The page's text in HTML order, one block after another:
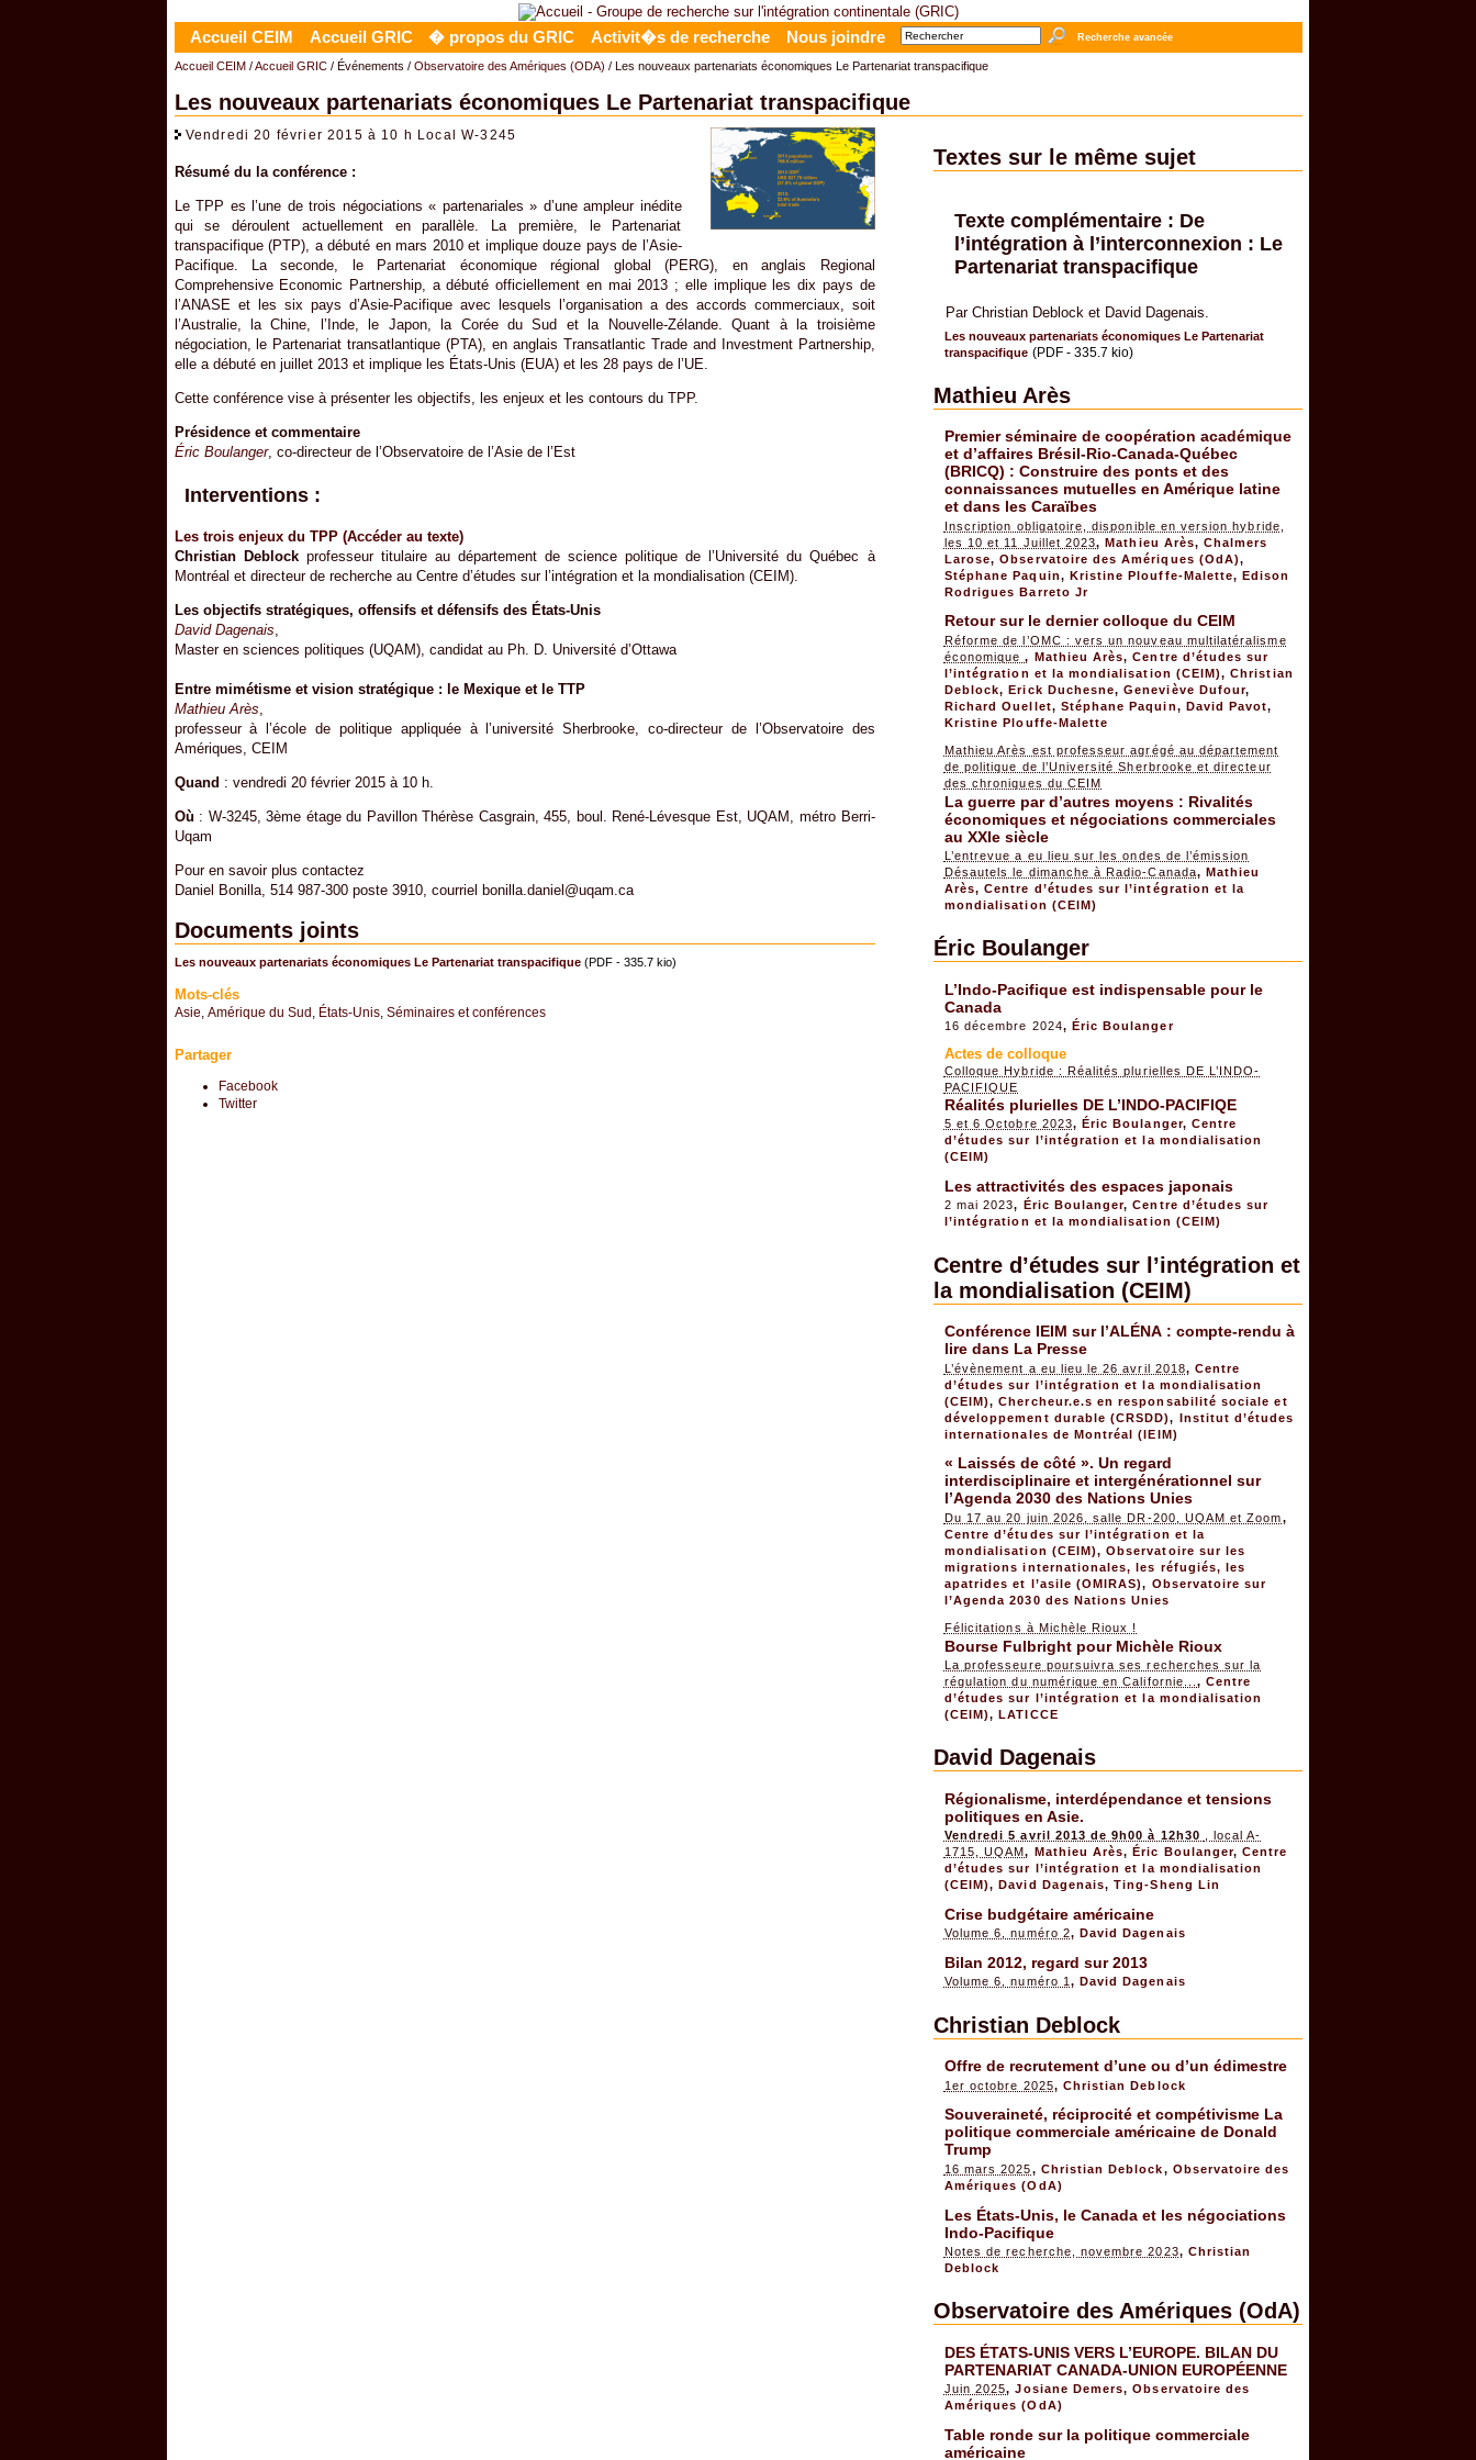
Accueil CEIM Accueil GRIC � propos du GRIC Activit�s de recherche Nous joindre Recherche avancée
Accueil CEIM/Accueil GRIC/ Événements / Observatoire des Amériques (ODA) / Les nouveaux partenariats économiques Le Partenariat transpacifique
Les nouveaux partenariats économiques Le Partenariat transpacifique
Vendredi 20 février 2015 à 10 h Local W-3245
Résumé du la conférence :
Le TPP es l’une de trois négociations « partenariales » d’une ampleur inédite
qui se déroulent actuellement en parallèle. La première, le Partenariat
transpacifique (PTP), a débuté en mars 2010 et implique douze pays de l’Asie-
Pacifique. La seconde, le Partenariat économique régional global (PERG), en anglais Regional
Comprehensive Economic Partnership, a débuté officiellement en mai 2013 ; elle implique les dix pays de
l’ANASE et les six pays d’Asie-Pacifique avec lesquels l’organisation a des accords commerciaux, soit
l’Australie, la Chine, l’Inde, le Japon, la Corée du Sud et la Nouvelle-Zélande. Quant à la troisième
négociation, le Partenariat transatlantique (PTA), en anglais Transatlantic Trade and Investment Partnership,
elle a débuté en juillet 2013 et implique les États-Unis (EUA) et les 28 pays de l’UE.
Cette conférence vise à présenter les objectifs, les enjeux et les contours du TPP.
Présidence et commentaire
Éric Boulanger, co-directeur de l’Observatoire de l’Asie de l’Est
Interventions :
Les trois enjeux du TPP (Accéder au texte)
Christian Deblockprofesseur titulaire au département de science politique de l’Université du Québec à
Montréal et directeur de recherche au Centre d’études sur l’intégration et la mondialisation (CEIM).
Les objectifs stratégiques, offensifs et défensifs des États-Unis
David Dagenais,
Master en sciences politiques (UQAM), candidat au Ph. D. Université d’Ottawa
Entre mimétisme et vision stratégique : le Mexique et le TTP
Mathieu Arès,
professeur à l’école de politique appliquée à l’université Sherbrooke, co-directeur de l’Observatoire des
Amériques, CEIM
Quand : vendredi 20 février 2015 à 10 h.
Où : W-3245, 3ème étage du Pavillon Thérèse Casgrain, 455, boul. René-Lévesque Est, UQAM, métro Berri-
Uqam
Pour en savoir plus contactez
Daniel Bonilla, 514 987-300 poste 3910, courriel bonilla.daniel@uqam.ca
Documents joints
Les nouveaux partenariats économiques Le Partenariat transpacifique (PDF - 335.7 kio)
Mots-clés
Asie Amérique du Sud États-Unis, Séminaires et conférences
Partager
Facebook
Twitter
Textes sur le même sujet
Texte complémentaire : De
l’intégration à l’interconnexion : Le
Partenariat transpacifique
Par Christian Deblock et David Dagenais.
Les nouveaux partenariats économiques Le Partenariat
transpacifique (PDF - 335.7 kio)
Mathieu Arès
Premier séminaire de coopération académique
et d’affaires Brésil-Rio-Canada-Québec
(BRICQ) : Construire des ponts et des
connaissances mutuelles en Amérique latine
et dans les Caraïbes
Inscription obligatoire, disponible en version hybride,
les 10 et 11 Juillet 2023,Mathieu Arès,Chalmers
Larose,Observatoire des Amériques (OdA),
Stéphane Paquin, Kristine Plouffe-Malette,Edison
Rodrigues Barreto Jr
Retour sur le dernier colloque du CEIM
Réforme de l’OMC : vers un nouveau multilatéralisme
économique, Mathieu Arès,Centre d’études sur
l’intégration et la mondialisation (CEIM),Christian
Deblock,Erick Duchesne,Geneviève Dufour,
Richard Ouellet, Stéphane Paquin, David Pavot,
Kristine Plouffe-Malette
Mathieu Arès est professeur agrégé au département
de politique de l’Université Sherbrooke et directeur
des chroniques du CEIM
La guerre par d’autres moyens : Rivalités
économiques et négociations commerciales
au XXIe siècle
L’entrevue a eu lieu sur les ondes de l’émission
Désautels le dimanche à Radio-Canada, Mathieu
Arès,Centre d’études sur l’intégration et la
mondialisation (CEIM)
Éric Boulanger
L’Indo-Pacifique est indispensable pour le
Canada
16 décembre 2024, Éric Boulanger
Actes de colloque
Colloque Hybride : Réalités plurielles DE L’INDO-
PACIFIQUE
Réalités plurielles DE L’INDO-PACIFIQE
5 et 6 Octobre 2023, Éric Boulanger, Centre
d’études sur l’intégration et la mondialisation
(CEIM)
Les attractivités des espaces japonais
2 mai 2023, Éric Boulanger,Centre d’études sur
l’intégration et la mondialisation (CEIM)
Centre d’études sur l’intégration et
la mondialisation (CEIM)
Conférence IEIM sur l’ALÉNA : compte-rendu à
lire dans La Presse
L’évènement a eu lieu le 26 avril 2018,Centre
d’études sur l’intégration et la mondialisation
(CEIM),Chercheur.e.s en responsabilité sociale et
développement durable (CRSDD), Institut d’études
internationales de Montréal (IEIM)
« Laissés de côté ». Un regard
interdisciplinaire et intergénérationnel sur
l’Agenda 2030 des Nations Unies
Du 17 au 20 juin 2026, salle DR-200, UQAM et Zoom,
Centre d’études sur l’intégration et la
mondialisation (CEIM),Observatoire sur les
migrations internationales, les réfugiés, les
apatrides et l’asile (OMIRAS), Observatoire sur
l’Agenda 2030 des Nations Unies
Félicitations à Michèle Rioux !
Bourse Fulbright pour Michèle Rioux
La professeure poursuivra ses recherches sur la
régulation du numérique en Californie...,Centre
d’études sur l’intégration et la mondialisation
(CEIM),LATICCE
David Dagenais
Régionalisme, interdépendance et tensions
politiques en Asie.
Vendredi 5 avril 2013 de 9h00 à 12h30
, local A-
1715, UQAM, Mathieu Arès,Éric Boulanger,Centre
d’études sur l’intégration et la mondialisation
(CEIM),David Dagenais,Ting-Sheng Lin
Crise budgétaire américaine
Volume 6, numéro 2, David Dagenais
Bilan 2012, regard sur 2013
Volume 6, numéro 1, David Dagenais
Christian Deblock
Offre de recrutement d’une ou d’un édimestre
1er octobre 2025, Christian Deblock
Souveraineté, réciprocité et compétivisme La
politique commerciale américaine de Donald
Trump
16 mars 2025, Christian Deblock, Observatoire des
Amériques (OdA)
Les États-Unis, le Canada et les négociations
Indo-Pacifique
Notes de recherche, novembre 2023, Christian
Deblock
Observatoire des Amériques (OdA)
DES ÉTATS-UNIS VERS L’EUROPE. BILAN DU
PARTENARIAT CANADA-UNION EUROPÉENNE
Juin 2025,Josiane Demers,Observatoire des
Amériques (OdA)
Table ronde sur la politique commerciale
américaine